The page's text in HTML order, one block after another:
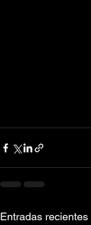
Entradas recientes